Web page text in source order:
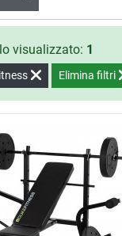
visualizzato: 1
Elimina filtri